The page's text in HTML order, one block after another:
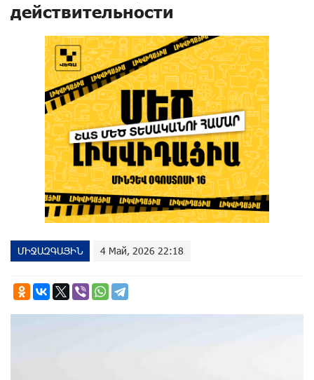
действительности
ՄԻՋԱԶԳԱՅԻՆ 4 Май, 2026 22:18